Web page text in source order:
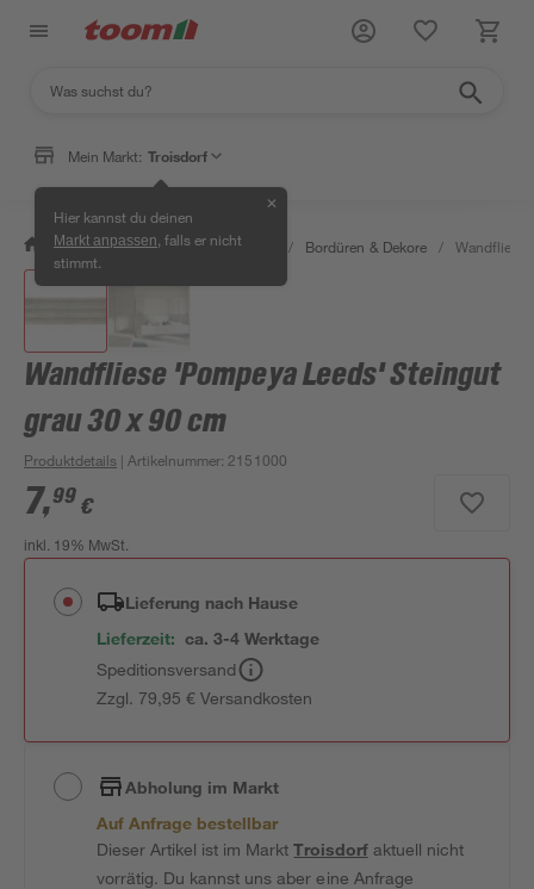
Mein Markt: Troisdorf
Hier kannst du deinen
Markt anpassen , falls er nicht
stimmt.
✕
/ Bauen & Renovieren / Fliesen / Bordüren & Dekore / Wandfliese
Wandfliese 'Pompeya Leeds' Steingut
grau 30 x 90 cm
Produktdetails | Artikelnummer: 2151000
7,99 €
inkl. 19% MwSt.
Lieferung nach Hause
Lieferzeit: ca. 3-4 Werktage
Speditionsversand
Zzgl. 79,95 € Versandkosten
Abholung im Markt
Auf Anfrage bestellbar
Dieser Artikel ist im MarktTroisdorfaktuell nicht
vorrätig. Du kannst uns aber eine Anfrage